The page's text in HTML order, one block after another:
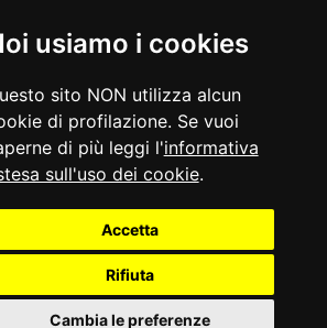
usiamo i cookies
sito NON utilizza alcun
di profilazione. Se vuoi
di più leggi l'informativa
sull'uso dei cookie.
Accetta
Rifiuta
Cambia le preferenze
|note legali |glossario
media policy
accessibilità |feedback
cookie
Realizzato da